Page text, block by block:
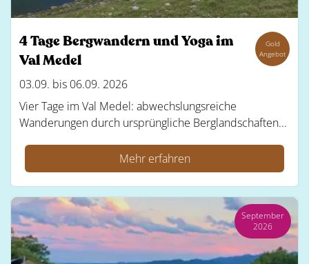
4 Tage Bergwandern und Yoga im
Val Medel
Gold
Angebot
03.09. bis 06.09. 2026
Vier Tage im Val Medel: abwechslungsreiche
Wanderungen durch ursprüngliche Berglandschaften...
Mehr erfahren
September
2026